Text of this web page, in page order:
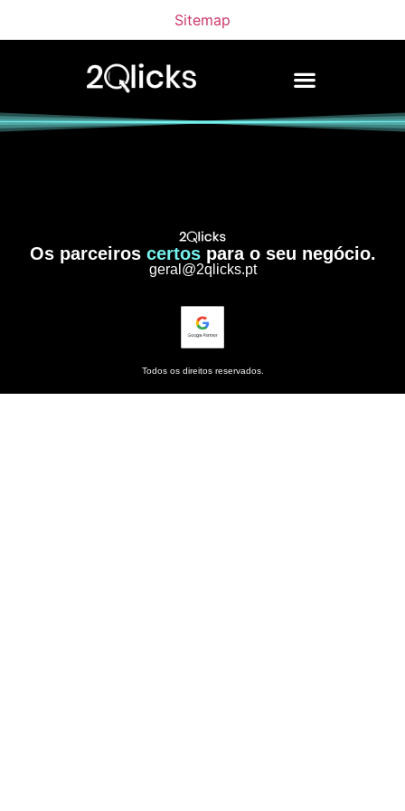
Sitemap
Os parceiros certospara o seu negócio.
geral@2qlicks.pt
Todos os direitos reservados.